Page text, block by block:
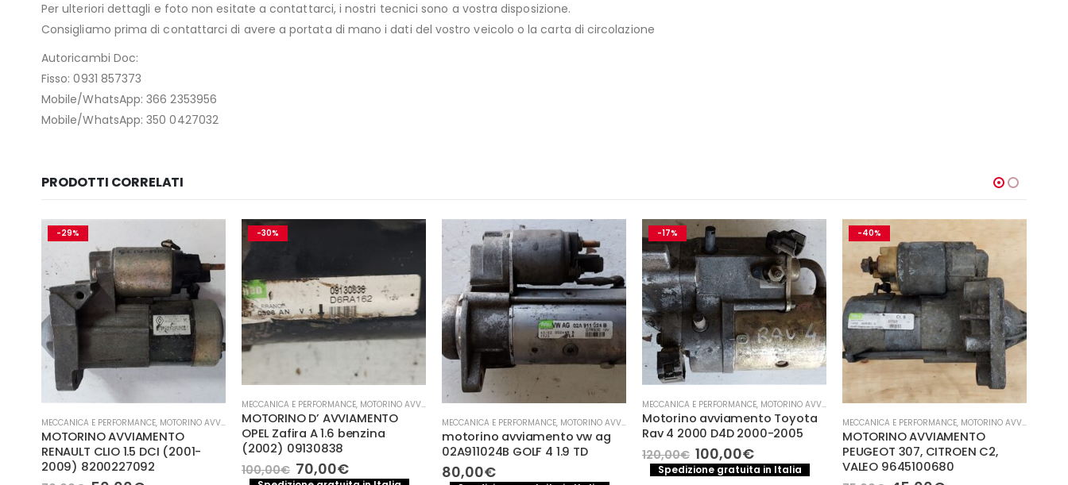
Per ulteriori dettagli e foto non esitate a contattarci, i nostri tecnici sono a vostra disposizione.
Consigliamo prima di contattarci di avere a portata di mano i dati del vostro veicolo o la carta di circolazione
Autoricambi Doc:
Fisso: 0931 857373
Mobile/WhatsApp: 366 2353956
Mobile/WhatsApp: 350 0427032
PRODOTTI CORRELATI
-29%
MECCANICA E PERFORMANCE, MOTORINO AVVIAMENTO
MOTORINO AVVIAMENTO
RENAULT CLIO 1.5 DCI (2001-
2009) 8200227092
-30%
MECCANICA E PERFORMANCE, MOTORINO AVVIAMENTO
MOTORINO D’ AVVIAMENTO
OPEL Zafira A 1.6 benzina
(2002) 09130838
100,00€ Il
70,00€Il
MECCANICA E PERFORMANCE, MOTORINO AVVIAMENTO
motorino avviamento vw ag
02A911024B GOLF 4 1.9 TD
80,00€
-17%
MECCANICA E PERFORMANCE, MOTORINO AVVIAMENTO
Motorino avviamento Toyota
Rav 4 2000 D4D 2000-2005
120,00€ Il
prezzo
100,00€Il
prezzo
Spedizione gratuita in Italia
-40%
MECCANICA E PERFORMANCE, MOTORINO AVVIAMENTO
MOTORINO AVVIAMENTO
PEUGEOT 307, CITROEN C2,
VALEO 9645100680